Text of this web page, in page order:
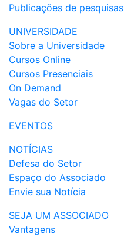
Publicações de pesquisas
UNIVERSIDADE
Sobre a Universidade
Cursos Online
Cursos Presenciais
On Demand
Vagas do Setor
EVENTOS
NOTÍCIAS
Defesa do Setor
Espaço do Associado
Envie sua Notícia
SEJA UM ASSOCIADO
Vantagens